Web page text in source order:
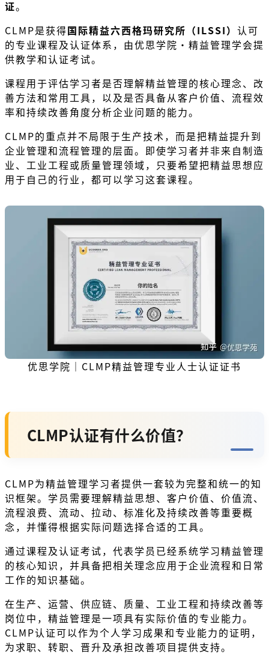
证。
CLMP是获得国际精益六西格玛研究所（ILSSI） 认可
的专业课程及认证体系，由优思学院・精益管理学会提
供教学和认证考试。
课程用于评估学习者是否理解精益管理的核心理念、改
善方法和常用工具，以及是否具备从客户价值、流程效
率和持续改善角度分析企业问题的能力。
CLMP的重点并不局限于生产技术，而是把精益提升到
企业管理和流程管理的层面。即使学习者并非来自制造
业、工业工程或质量管理领域，只要希望把精益思想应
用于自己的行业，都可以学习这套课程。
优思学院｜CLMP精益管理专业人士认证证书
CLMP认证有什么价值？
CLMP为精益管理学习者提供一套较为完整和统一的知
识框架。学员需要理解精益思想、客户价值、价值流、
流程浪费、流动、拉动、标准化及持续改善等重要概
念，并懂得根据实际问题选择合适的工具。
通过课程及认证考试，代表学员已经系统学习精益管理
的核心知识，并具备把相关理念应用于企业流程和日常
工作的知识基础。
在生产、运营、供应链、质量、工业工程和持续改善等
岗位中，精益管理是一项具有实际价值的专业能力。
CLMP认证可以作为个人学习成果和专业能力的证明，
为求职、转职、晋升及承担改善项目提供支持。